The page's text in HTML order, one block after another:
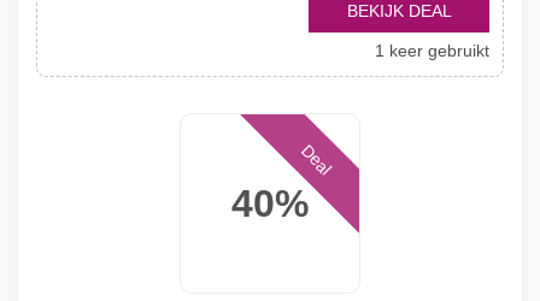
BEKIJK DEAL
1 keer gebruikt
40%
Deal